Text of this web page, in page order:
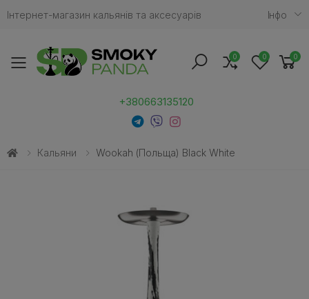
Інтернет-магазин кальянів та аксесуарів Iнфо
Toggle mobile menu
+380663135120
0 0 0
Кальяни Wookah (Польща) Black White